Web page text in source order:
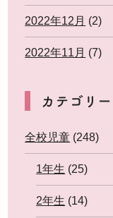
2022年12月 (2)
2022年11月 (7)
カテゴリー
全校児童 (248)
1年生 (25)
2年生 (14)